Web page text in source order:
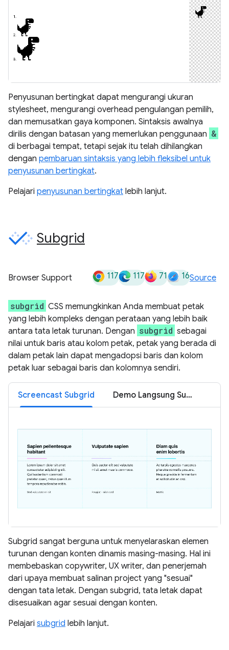
Penyusunan bertingkat dapat mengurangi ukuran
stylesheet, mengurangi overhead pengulangan pemilih,
dan memusatkan gaya komponen. Sintaksis awalnya
dirilis dengan batasan yang memerlukan penggunaan &
di berbagai tempat, tetapi sejak itu telah dihilangkan
dengan pembaruan sintaksis yang lebih fleksibel untuk
penyusunan bertingkat.
Pelajari penyusunan bertingkat lebih lanjut.
Subgrid
Browser Support 117 117 71 16Source
subgrid CSS memungkinkan Anda membuat petak
yang lebih kompleks dengan perataan yang lebih baik
antara tata letak turunan. Dengan subgrid sebagai
nilai untuk baris atau kolom petak, petak yang berada di
dalam petak lain dapat mengadopsi baris dan kolom
petak luar sebagai baris dan kolomnya sendiri.
Screencast Subgrid Demo Langsung Subgrid
Subgrid sangat berguna untuk menyelaraskan elemen
turunan dengan konten dinamis masing-masing. Hal ini
membebaskan copywriter, UX writer, dan penerjemah
dari upaya membuat salinan project yang "sesuai"
dengan tata letak. Dengan subgrid, tata letak dapat
disesuaikan agar sesuai dengan konten.
Pelajari subgrid lebih lanjut.